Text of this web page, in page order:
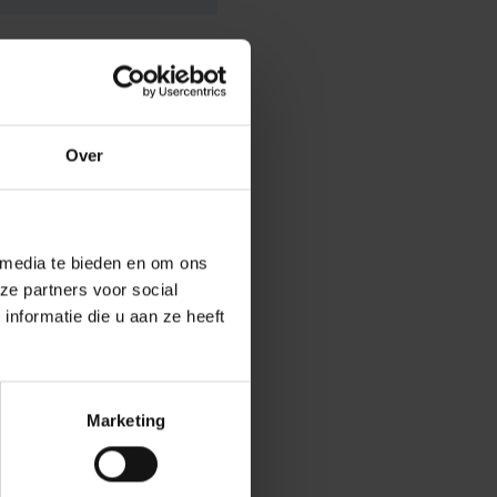
Over
te bieden en om ons
partners voor social
die u aan ze heeft
Marketing
Studies
van
bijdragen
reeds hun
van de Vrije